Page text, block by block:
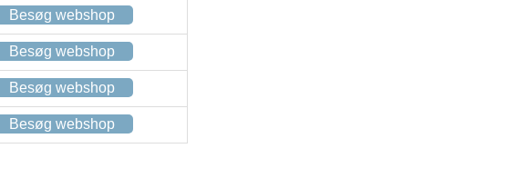
Besøg webshop
Besøg webshop
Besøg webshop
Besøg webshop